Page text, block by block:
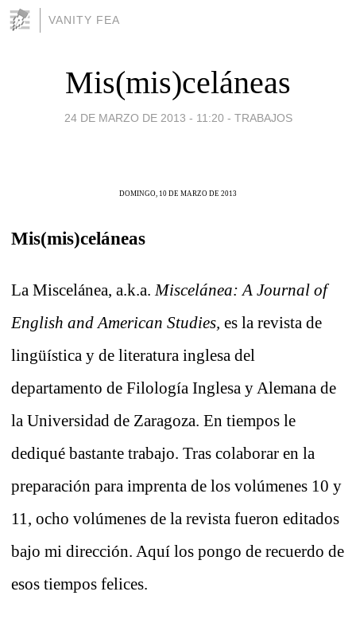
VANITY FEA
Mis(mis)celáneas
24 DE MARZO DE 2013 - 11:20 - TRABAJOS
DOMINGO, 10 DE MARZO DE 2013
Mis(mis)celáneas
La Miscelánea, a.k.a. Miscelánea: A Journal of
English and American Studies, es la revista de
lingüística y de literatura inglesa del
departamento de Filología Inglesa y Alemana de
la Universidad de Zaragoza. En tiempos le
dediqué bastante trabajo. Tras colaborar en la
preparación para imprenta de los volúmenes 10 y
11, ocho volúmenes de la revista fueron editados
bajo mi dirección. Aquí los pongo de recuerdo de
esos tiempos felices.